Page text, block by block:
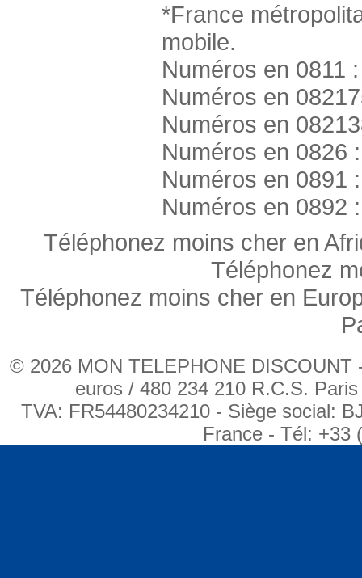
*France
mobile.
Numéros en 0811
Numéros en
Numéros en
Numéros en 0826
Numéros en 0891
Numéros en 0892
Téléphonez moins cher en
Téléphonez
Téléphonez moins cher en
© 2026 MON TELEPHONE DISCOUNT
euros / 480 234 210 R.C.S.
TVA: FR54480234210 - Siège social:
France - Tél: +33